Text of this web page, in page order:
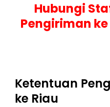
Hubungi
Pengiriman
Ketentuan
ke Riau